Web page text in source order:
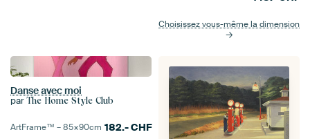
Choisissez vous-même la dimension
Danse avec moi
par The Home Style Club
ArtFrame™ –85×90cm 182.-CHF